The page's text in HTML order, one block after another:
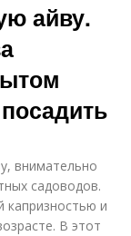
айву.
внимательно
садоводов.
капризностью и
В этот